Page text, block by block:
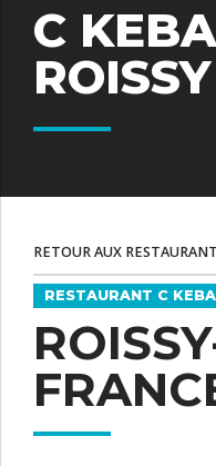
C
ROISSY
RETOUR AUX
RESTAURANT C